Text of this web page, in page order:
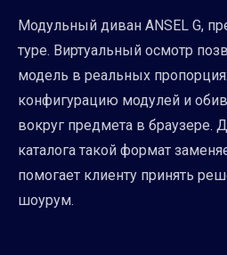
Модульный диван ANSEL G,
туре. Виртуальный осмотр
модель в реальных
конфигурацию модулей и
вокруг предмета в браузере.
каталога такой формат
помогает клиенту принять
шоурум.